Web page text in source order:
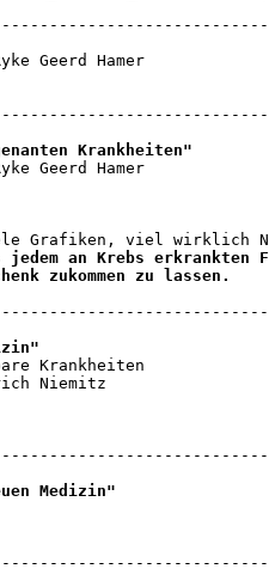
Geerd Hamer
Krankheiten"
Geerd Hamer
Grafiken, viel wirklich
an Krebs erkrankten
zukommen zu lassen.
Krankheiten
Niemitz
Medizin"